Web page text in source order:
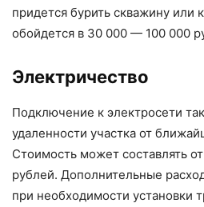
придется бурить скважину или
обойдется в 30 000 — 100 000
Электричество
Подключение к электросети
удаленности участка от
Стоимость может составлять
рублей. Дополнительные
при необходимости установки